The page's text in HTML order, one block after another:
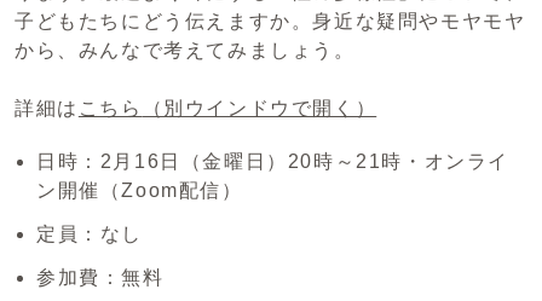
子どもたちにどう伝えますか。身近な疑問やモヤモヤ
から、みんなで考えてみましょう。
詳細は こちら （別ウインドウで開く）
日時：2月16日（金曜日）20時～21時・オンライ
ン開催（Zoom配信）
定員：なし
参加費：無料